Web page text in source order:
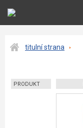
titulní strana
PRODUKT